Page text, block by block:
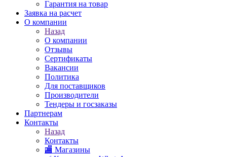
Гарантия на товар
Заявка на расчет
О компании
Назад
О компании
Отзывы
Сертификаты
Вакансии
Политика
Для поставщиков
Производители
Тендеры и госзаказы
Партнерам
Контакты
Назад
Контакты
🏬 Магазины